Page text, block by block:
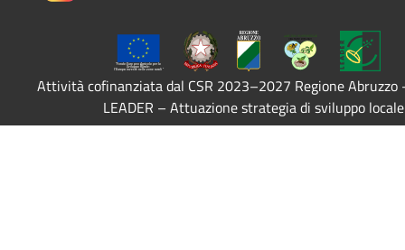
Attività cofinanziata dal CSR 2023–2027 Regione Abruzzo
LEADER – Attuazione strategia di sviluppo locale